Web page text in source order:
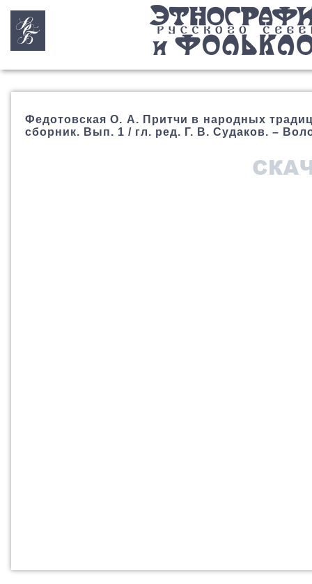
Федотовская О. А. Притчи в народных
сборник. Вып. 1 / гл. ред. Г. В. Судаков. –